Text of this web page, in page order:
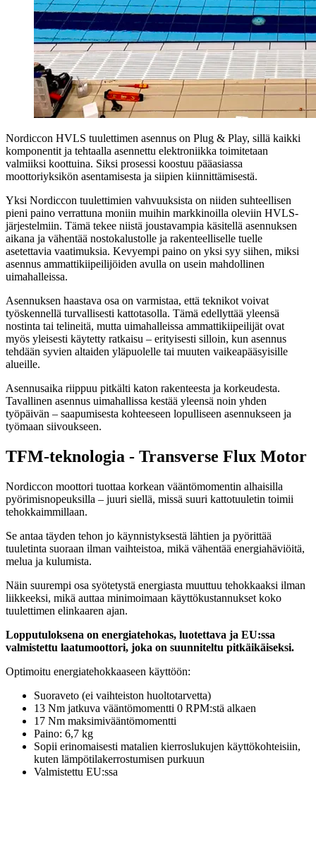
Nordiccon HVLS tuulettimen asennus on Plug & Play, sillä kaikki
komponentit ja tehtaalla asennettu elektroniikka toimitetaan
valmiiksi koottuina. Siksi prosessi koostuu pääasiassa
moottoriyksikön asentamisesta ja siipien kiinnittämisestä.
Yksi Nordiccon tuulettimien vahvuuksista on niiden suhteellisen
pieni paino verrattuna moniin muihin markkinoilla oleviin HVLS-
järjestelmiin. Tämä tekee niistä joustavampia käsitellä asennuksen
aikana ja vähentää nostokalustolle ja rakenteelliselle tuelle
asetettavia vaatimuksia. Kevyempi paino on yksi syy siihen, miksi
asennus ammattikiipeilijöiden avulla on usein mahdollinen
uimahalleissa.
Asennuksen haastava osa on varmistaa, että teknikot voivat
työskennellä turvallisesti kattotasolla. Tämä edellyttää yleensä
nostinta tai telineitä, mutta uimahalleissa ammattikiipeilijät ovat
myös yleisesti käytetty ratkaisu – erityisesti silloin, kun asennus
tehdään syvien altaiden yläpuolelle tai muuten vaikeapääsyisille
alueille.
Asennusaika riippuu pitkälti katon rakenteesta ja korkeudesta.
Tavallinen asennus uimahallissa kestää yleensä noin yhden
työpäivän – saapumisesta kohteeseen lopulliseen asennukseen ja
työmaan siivoukseen.
TFM-teknologia - Transverse Flux Motor
Nordiccon moottori tuottaa korkean vääntömomentin alhaisilla
pyörimisnopeuksilla – juuri siellä, missä suuri kattotuuletin toimii
tehokkaimmillaan.
Se antaa täyden tehon jo käynnistyksestä lähtien ja pyörittää
tuuletinta suoraan ilman vaihteistoa, mikä vähentää energiahäviöitä,
melua ja kulumista.
Näin suurempi osa syötetystä energiasta muuttuu tehokkaaksi ilman
liikkeeksi, mikä auttaa minimoimaan käyttökustannukset koko
tuulettimen elinkaaren ajan.
Lopputuloksena on energiatehokas, luotettava ja EU:ssa
valmistettu laatumoottori, joka on suunniteltu pitkäikäiseksi.
Optimoitu energiatehokkaaseen käyttöön:
Suoraveto (ei vaihteiston huoltotarvetta)
13 Nm jatkuva vääntömomentti 0 RPM:stä alkaen
17 Nm maksimivääntömomentti
Paino: 6,7 kg
Sopii erinomaisesti matalien kierroslukujen käyttökohteisiin,
kuten lämpötilakerrostumisen purkuun
Valmistettu EU:ssa